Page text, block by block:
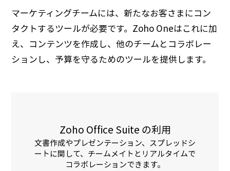
マーケティングチームには、新たなお客さまにコン
タクトするツールが必要です。Zoho Oneはこれに加
え、コンテンツを作成し、他のチームとコラボレー
ションし、予算を守るためのツールを提供します。
Zoho Office Suite の利用
文書作成やプレゼンテーション、スプレッドシ
ートに関して、チームメイトとリアルタイムで
コラボレーションできます。